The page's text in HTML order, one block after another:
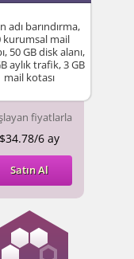
adı barındırma,
kurumsal mail
50 GB disk alanı,
aylık trafik, 3 GB
mail kotası
fiyatlarla
$34.78/6 ay
Satın Al